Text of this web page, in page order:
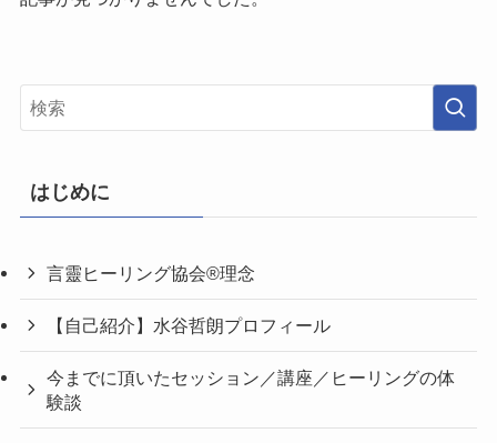
はじめに
言靈ヒーリング協会®理念
【自己紹介】水谷哲朗プロフィール
今までに頂いたセッション／講座／ヒーリングの体
験談